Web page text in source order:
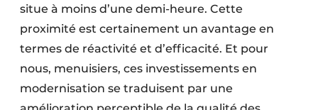
situe à moins d’une demi-heure. Cette
proximité est certainement un avantage en
termes de réactivité et d’efficacité. Et pour
nous, menuisiers, ces investissements en
modernisation se traduisent par une